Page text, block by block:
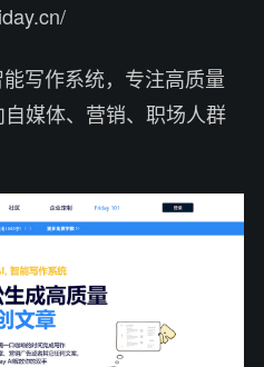
写作系统，专注高质量
媒体、营销、职场人群